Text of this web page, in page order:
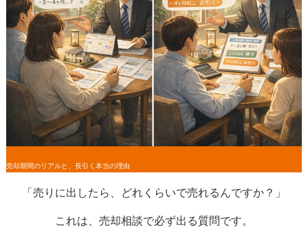
売却期間のリアルと、長引く本当の理由
「売りに出したら、どれくらいで売れるんですか？」
これは、売却相談で必ず出る質問です。